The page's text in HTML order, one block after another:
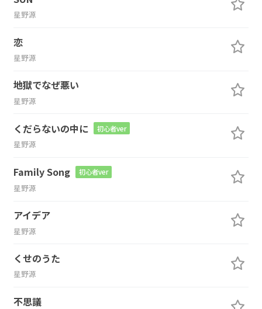
星野源
恋
星野源
地獄でなぜ悪い
星野源
くだらないの中に 初心者ver
星野源
Family Song 初心者ver
星野源
アイデア
星野源
くせのうた
星野源
不思議